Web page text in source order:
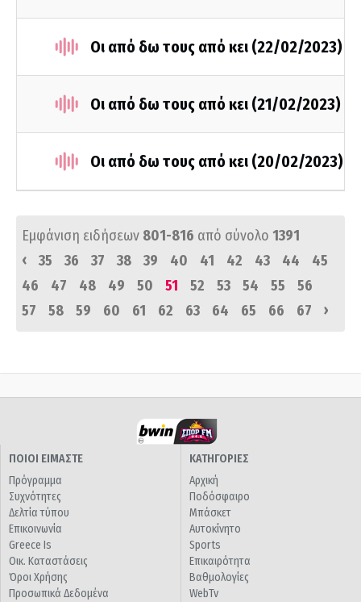
Οι από δω τους από κει (22/02/2023)
Οι από δω τους από κει (21/02/2023)
Οι από δω τους από κει (20/02/2023)
Εμφάνιση ειδήσεων 801-816 από σύνολο 1391
‹
35 36 37 38 39 40 41 42 43 44
45
46
47 48 49 50 51 52 53 54 55
56
57
58 59 60 61 62 63 64 65 66 67 ›
ΠΟΙΟΙ ΕΙΜΑΣΤΕ
Πρόγραμμα
Συχνότητες
Δελτία τύπου
Επικοινωνία
Greece Is
Οικ. Καταστάσεις
Όροι Χρήσης
Προσωπικά Δεδομένα
ΚΑΤΗΓΟΡΙΕΣ
Αρχική
Ποδόσφαιρο
Μπάσκετ
Αυτοκίνητο
Sports
Επικαιρότητα
Βαθμολογίες
WebTv